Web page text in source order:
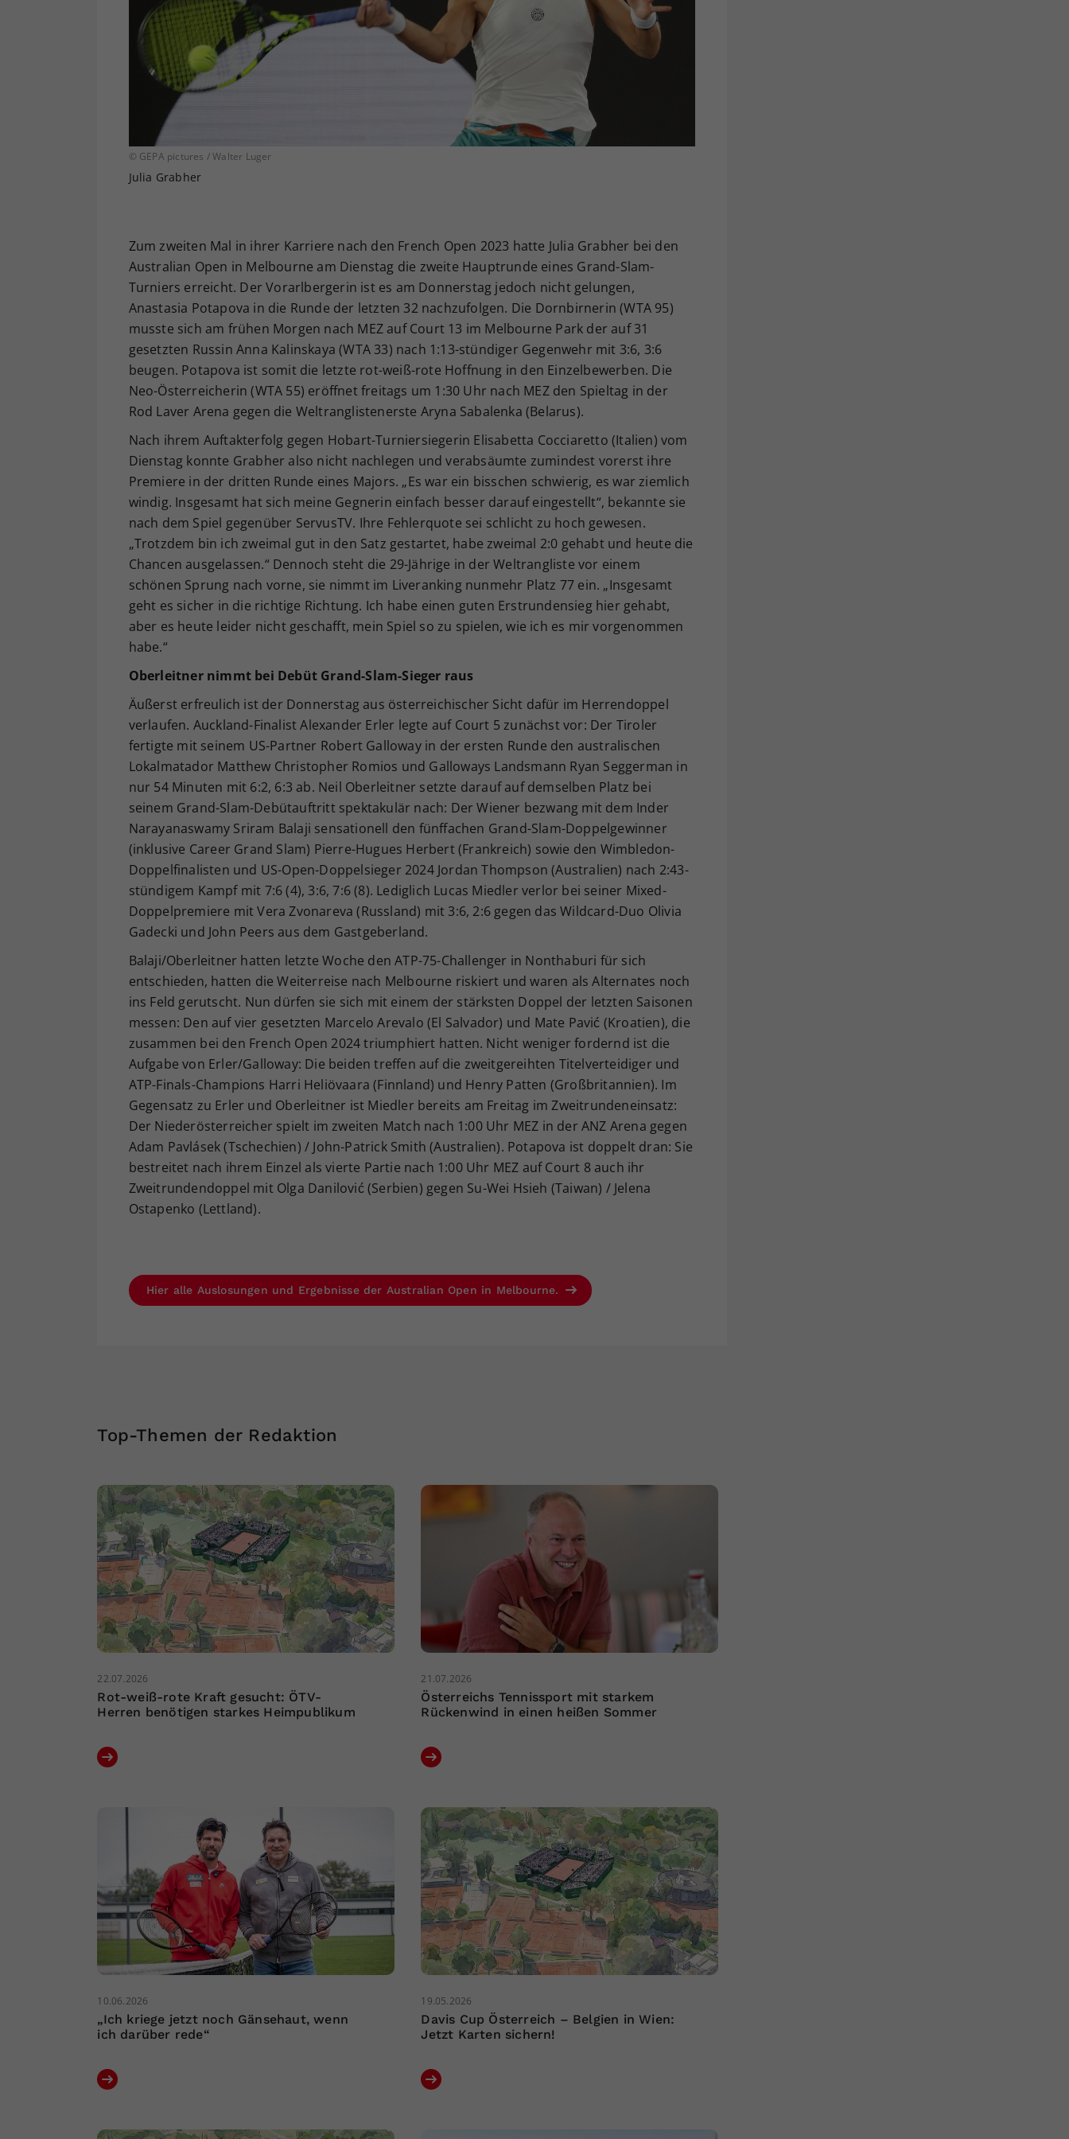
© GEPA pictures / Walter Luger
Julia Grabher
Zum zweiten Mal in ihrer Karriere nach den French Open 2023 hatte Julia Grabher bei den
Australian Open in Melbourne am Dienstag die zweite Hauptrunde eines Grand-Slam-
Turniers erreicht. Der Vorarlbergerin ist es am Donnerstag jedoch nicht gelungen,
Anastasia Potapova in die Runde der letzten 32 nachzufolgen. Die Dornbirnerin (WTA 95)
musste sich am frühen Morgen nach MEZ auf Court 13 im Melbourne Park der auf 31
gesetzten Russin Anna Kalinskaya (WTA 33) nach 1:13-stündiger Gegenwehr mit 3:6, 3:6
beugen. Potapova ist somit die letzte rot-weiß-rote Hoffnung in den Einzelbewerben. Die
Neo-Österreicherin (WTA 55) eröffnet freitags um 1:30 Uhr nach MEZ den Spieltag in der
Rod Laver Arena gegen die Weltranglistenerste Aryna Sabalenka (Belarus).
Nach ihrem Auftakterfolg gegen Hobart-Turniersiegerin Elisabetta Cocciaretto (Italien) vom
Dienstag konnte Grabher also nicht nachlegen und verabsäumte zumindest vorerst ihre
Premiere in der dritten Runde eines Majors. „Es war ein bisschen schwierig, es war ziemlich
windig. Insgesamt hat sich meine Gegnerin einfach besser darauf eingestellt“, bekannte sie
nach dem Spiel gegenüber ServusTV. Ihre Fehlerquote sei schlicht zu hoch gewesen.
„Trotzdem bin ich zweimal gut in den Satz gestartet, habe zweimal 2:0 gehabt und heute die
Chancen ausgelassen.“ Dennoch steht die 29-Jährige in der Weltrangliste vor einem
schönen Sprung nach vorne, sie nimmt im Liveranking nunmehr Platz 77 ein. „Insgesamt
geht es sicher in die richtige Richtung. Ich habe einen guten Erstrundensieg hier gehabt,
aber es heute leider nicht geschafft, mein Spiel so zu spielen, wie ich es mir vorgenommen
habe.“
Oberleitner nimmt bei Debüt Grand-Slam-Sieger raus
Äußerst erfreulich ist der Donnerstag aus österreichischer Sicht dafür im Herrendoppel
verlaufen. Auckland-Finalist Alexander Erler legte auf Court 5 zunächst vor: Der Tiroler
fertigte mit seinem US-Partner Robert Galloway in der ersten Runde den australischen
Lokalmatador Matthew Christopher Romios und Galloways Landsmann Ryan Seggerman in
nur 54 Minuten mit 6:2, 6:3 ab. Neil Oberleitner setzte darauf auf demselben Platz bei
seinem Grand-Slam-Debütauftritt spektakulär nach: Der Wiener bezwang mit dem Inder
Narayanaswamy Sriram Balaji sensationell den fünffachen Grand-Slam-Doppelgewinner
(inklusive Career Grand Slam) Pierre-Hugues Herbert (Frankreich) sowie den Wimbledon-
Doppelfinalisten und US-Open-Doppelsieger 2024 Jordan Thompson (Australien) nach 2:43-
stündigem Kampf mit 7:6 (4), 3:6, 7:6 (8). Lediglich Lucas Miedler verlor bei seiner Mixed-
Doppelpremiere mit Vera Zvonareva (Russland) mit 3:6, 2:6 gegen das Wildcard-Duo Olivia
Gadecki und John Peers aus dem Gastgeberland.
Balaji/Oberleitner hatten letzte Woche den ATP-75-Challenger in Nonthaburi für sich
entschieden, hatten die Weiterreise nach Melbourne riskiert und waren als Alternates noch
ins Feld gerutscht. Nun dürfen sie sich mit einem der stärksten Doppel der letzten Saisonen
messen: Den auf vier gesetzten Marcelo Arevalo (El Salvador) und Mate Pavić (Kroatien), die
zusammen bei den French Open 2024 triumphiert hatten. Nicht weniger fordernd ist die
Aufgabe von Erler/Galloway: Die beiden treffen auf die zweitgereihten Titelverteidiger und
ATP-Finals-Champions Harri Heliövaara (Finnland) und Henry Patten (Großbritannien). Im
Gegensatz zu Erler und Oberleitner ist Miedler bereits am Freitag im Zweitrundeneinsatz:
Der Niederösterreicher spielt im zweiten Match nach 1:00 Uhr MEZ in der ANZ Arena gegen
Adam Pavlásek (Tschechien) / John-Patrick Smith (Australien). Potapova ist doppelt dran: Sie
bestreitet nach ihrem Einzel als vierte Partie nach 1:00 Uhr MEZ auf Court 8 auch ihr
Zweitrundendoppel mit Olga Danilović (Serbien) gegen Su-Wei Hsieh (Taiwan) / Jelena
Ostapenko (Lettland).
Hier alle Auslosungen und Ergebnisse der Australian Open in Melbourne.
Top-Themen der Redaktion
22.07.2026
Rot-weiß-rote Kraft gesucht: ÖTV-
Herren benötigen starkes Heimpublikum
21.07.2026
Österreichs Tennissport mit starkem
Rückenwind in einen heißen Sommer
10.06.2026
„Ich kriege jetzt noch Gänsehaut, wenn
ich darüber rede“
19.05.2026
Davis Cup Österreich – Belgien in Wien:
Jetzt Karten sichern!
Ihrer vorgenommen Einstellungen, falls der
Webseiten-Betreiber dies eingestellt hat.